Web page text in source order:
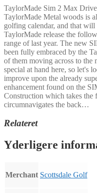
TaylorMade Sim 2 Max
TaylorMade Metal woods is
golfing calendar, and that will
TaylorMade release the
range of last year. The new
been fully embraced by the
of them moving across to the
special at hand here, so let's
improve upon the already
enhancement found on the
Construction which takes the
circumnavigates the back…
Relateret
Yderligere
Merchant Scottsdale Golf